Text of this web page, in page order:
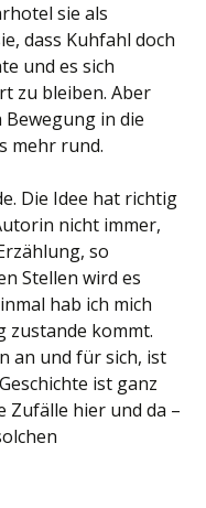
sie als
dass Kuhfahl doch
und es sich
zu bleiben. Aber
in die
mehr rund.
Die Idee hat richtig
nicht immer,
so
Stellen wird es
hab ich mich
zustande kommt.
an und für sich, ist
ist ganz
Zufälle hier und da –